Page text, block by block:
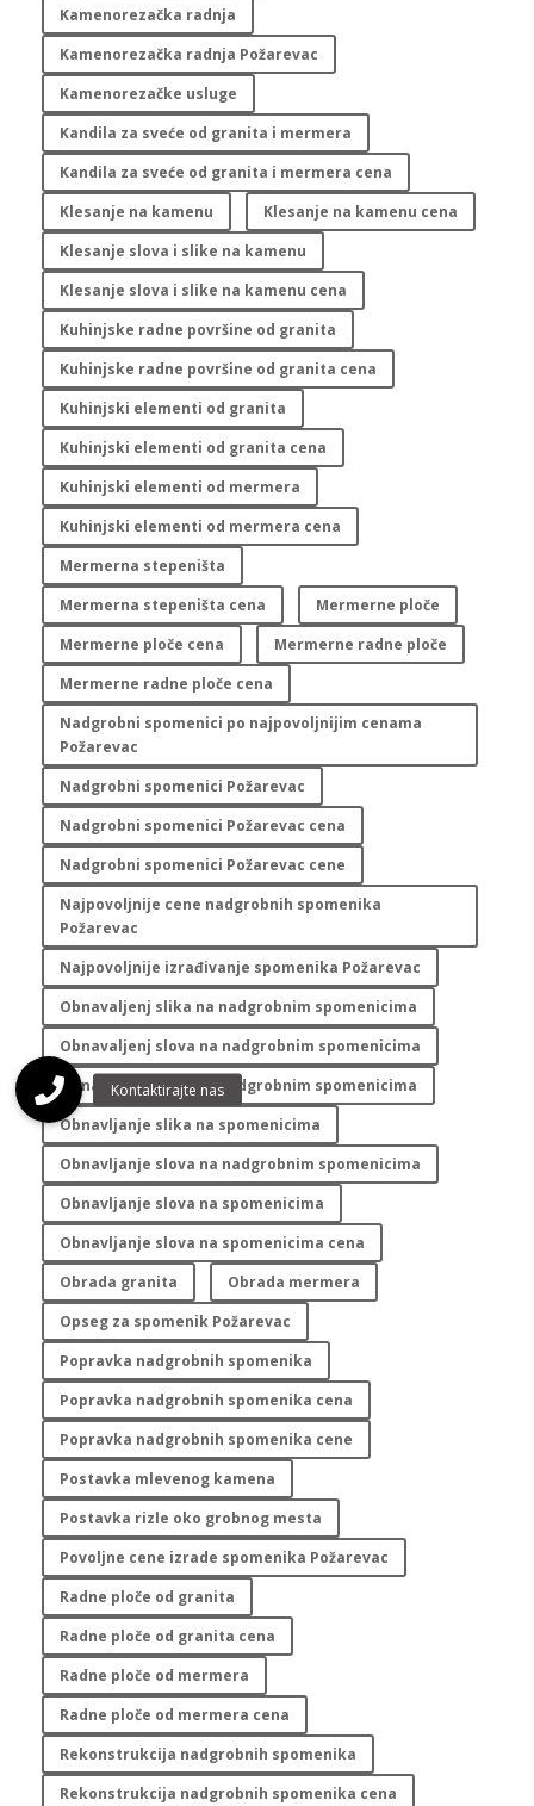
Kamenorezačka radnja
Kamenorezačka radnja Požarevac
Kamenorezačke usluge
Kandila za sveće od granita i mermera
Kandila za sveće od granita i mermera cena
Klesanje na kamenu
Klesanje na kamenu cena
Klesanje slova i slike na kamenu
Klesanje slova i slike na kamenu cena
Kuhinjske radne površine od granita
Kuhinjske radne površine od granita cena
Kuhinjski elementi od granita
Kuhinjski elementi od granita cena
Kuhinjski elementi od mermera
Kuhinjski elementi od mermera cena
Mermerna stepeništa
Mermerna stepeništa cena
Mermerne ploče
Mermerne ploče cena
Mermerne radne ploče
Mermerne radne ploče cena
Nadgrobni spomenici po najpovoljnijim cenama
Požarevac
Nadgrobni spomenici Požarevac
Nadgrobni spomenici Požarevac cena
Nadgrobni spomenici Požarevac cene
Najpovoljnije cene nadgrobnih spomenika
Požarevac
Najpovoljnije izrađivanje spomenika Požarevac
Obnavaljenj slika na nadgrobnim spomenicima
Obnavaljenj slova na nadgrobnim spomenicima
Obnavljanje slika na nadgrobnim spomenicima
Obnavljanje slika na spomenicima
Obnavljanje slova na nadgrobnim spomenicima
Obnavljanje slova na spomenicima
Obnavljanje slova na spomenicima cena
Obrada granita
Obrada mermera
Opseg za spomenik Požarevac
Popravka nadgrobnih spomenika
Popravka nadgrobnih spomenika cena
Popravka nadgrobnih spomenika cene
Postavka mlevenog kamena
Postavka rizle oko grobnog mesta
Povoljne cene izrade spomenika Požarevac
Radne ploče od granita
Radne ploče od granita cena
Radne ploče od mermera
Radne ploče od mermera cena
Rekonstrukcija nadgrobnih spomenika
Rekonstrukcija nadgrobnih spomenika cena